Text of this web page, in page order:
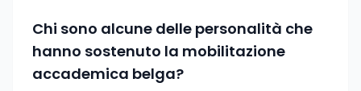
Chi sono alcune delle personalità che
hanno sostenuto la mobilitazione
accademica belga?